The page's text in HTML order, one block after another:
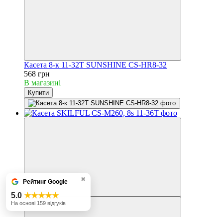
Касета 8-к 11-32T SUNSHINE CS-HR8-32
568 грн
В магазині
Купити
✖
Рейтинг Google
5.0 ★★★★★
На основі 159 відгуків